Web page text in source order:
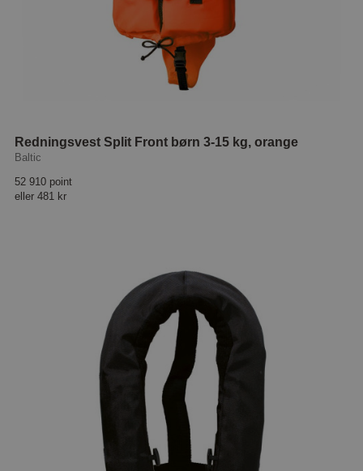
Redningsvest Split Front børn 3-15 kg, orange
Baltic
52 910 point
eller 481 kr